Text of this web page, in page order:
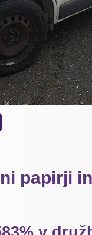
papirji